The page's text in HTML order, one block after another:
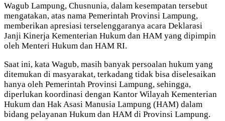
Wagub Lampung, Chusnunia, dalam kesempatan tersebut
mengatakan, atas nama Pemerintah Provinsi Lampung,
memberikan apresiasi terselenggaranya acara Deklarasi
Janji Kinerja Kementerian Hukum dan HAM yang dipimpin
oleh Menteri Hukum dan HAM RI.
Saat ini, kata Wagub, masih banyak persoalan hukum yang
ditemukan di masyarakat, terkadang tidak bisa diselesaikan
hanya oleh Pemerintah Provinsi Lampung, sehingga,
diperlukan koordinasi dengan Kantor Wilayah Kementerian
Hukum dan Hak Asasi Manusia Lampung (HAM) dalam
bidang pelayanan Hukum dan HAM di Provinsi Lampung.